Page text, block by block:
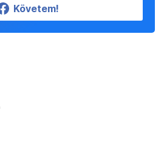
Követem!